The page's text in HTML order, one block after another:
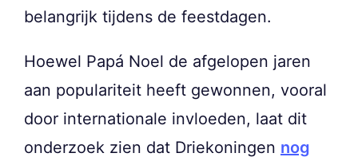
belangrijk tijdens de feestdagen.
Hoewel Papá Noel de afgelopen jaren
aan populariteit heeft gewonnen, vooral
door internationale invloeden, laat dit
onderzoek zien dat Driekoningen nog